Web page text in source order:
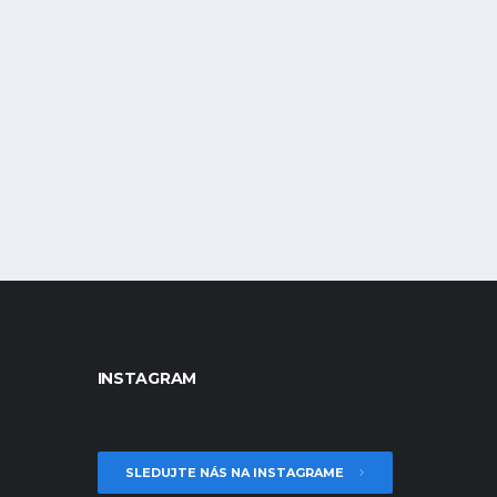
INSTAGRAM
SLEDUJTE NÁS NA INSTAGRAME